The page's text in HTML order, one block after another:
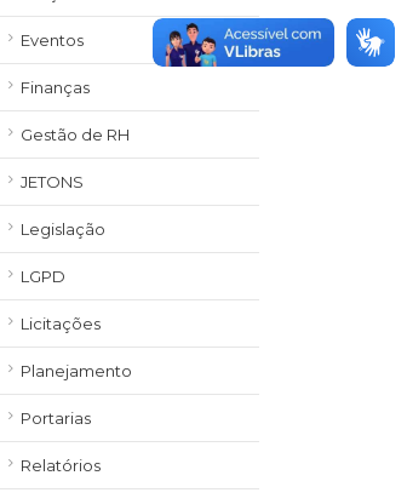
Eventos
Finanças
Gestão de RH
JETONS
Legislação
LGPD
Licitações
Planejamento
Portarias
Relatórios